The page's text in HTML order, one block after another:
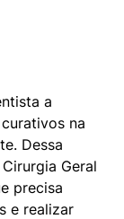
a
na
Dessa
Geral
precisa
e realizar